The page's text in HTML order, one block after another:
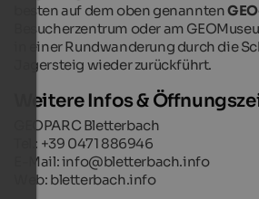
besten auf dem oben genannten
Besucherzentrum oder am
in einer Rundwanderung durch die
Jagersteig wieder zurückführt.
Weitere Infos &
GEOPARC Bletterbach
Tel.: +39 0471 886946
E-Mail: info@bletterbach.info
Web: bletterbach.info